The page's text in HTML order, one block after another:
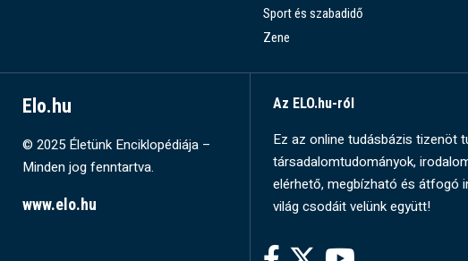
Sport és szabadidő
Zene
Elo.hu
© 2025 Életünk Enciklopédiája –
Minden jog fenntartva.
www.elo.hu
Az ELO.hu-ról
Ez az online tudásbázis tizenöt
társadalomtudományok,
elérhető, megbízható és átfogó
világ csodáit velünk együtt!